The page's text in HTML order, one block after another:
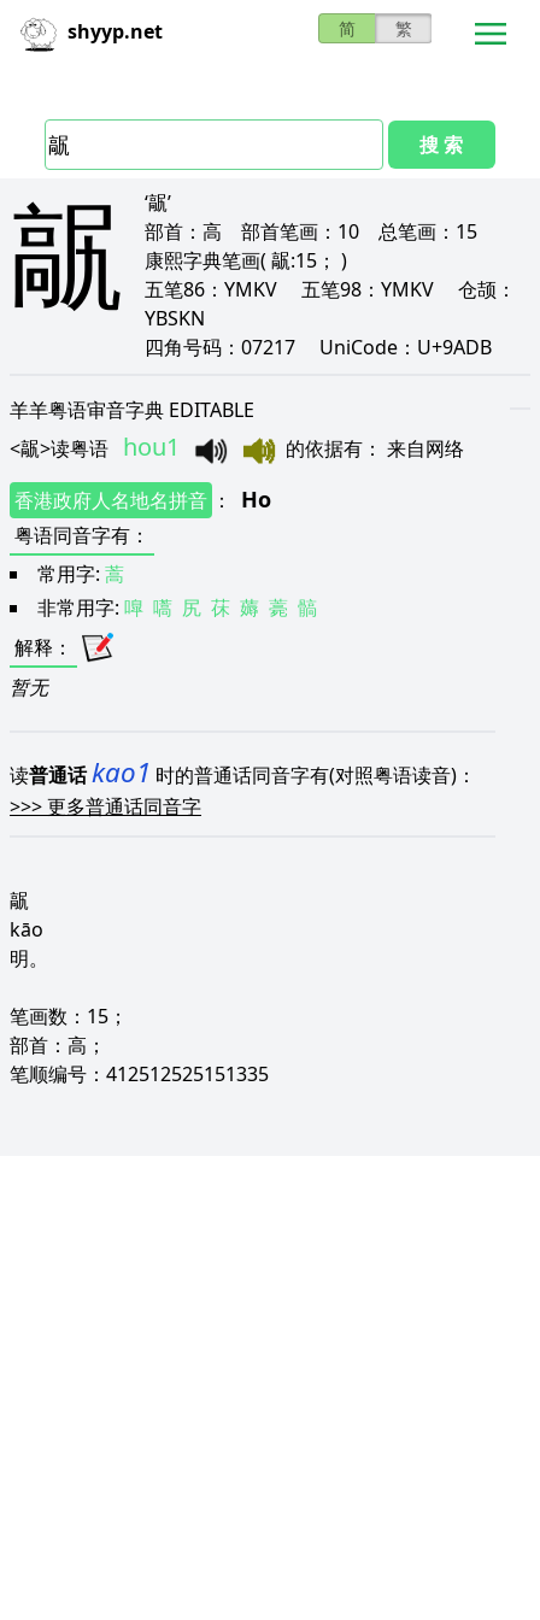
shyyp.net 简 繁
搜 索
髛
‘髛’
部首： 高 部首笔画： 10 总笔画： 15
康熙字典笔画( 髛:15； )
五笔86： YMKV 五笔98： YMKV 仓颉：
YBSKN
四角号码： 07217 UniCode： U+9ADB
羊羊粤语审音字典 EDITABLE
<髛>读粤语 hou1 的依据有 ： 来自网络
香港政府人名地名拼音 ： Ho
粤语同音字有 ：
常用字: 蒿
非常用字: 嘷 嚆 尻 茠 薅 薧 髇
解释 ：
暂无
读普通话kao1 时的普通话同音字有(对照粤语读音)：
>>>更多普通话同音字
髛
kāo
明。
笔画数：15；
部首：高；
笔顺编号：412512525151335